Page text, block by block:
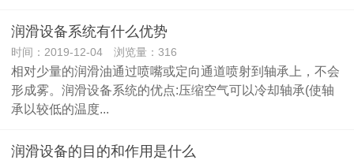
润滑设备系统有什么优势
时间：2019-12-04 浏览量：316
相对少量的润滑油通过喷嘴或定向通道喷射到轴承上，不会
形成雾。润滑设备系统的优点:压缩空气可以冷却轴承(使轴
承以较低的温度...
润滑设备的目的和作用是什么